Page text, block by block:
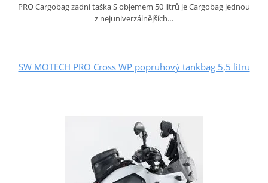
PRO Cargobag zadní taška S objemem 50 litrů je Cargobag jednou
z nejuniverzálnějších…
SW MOTECH PRO Cross WP popruhový tankbag 5,5 litru